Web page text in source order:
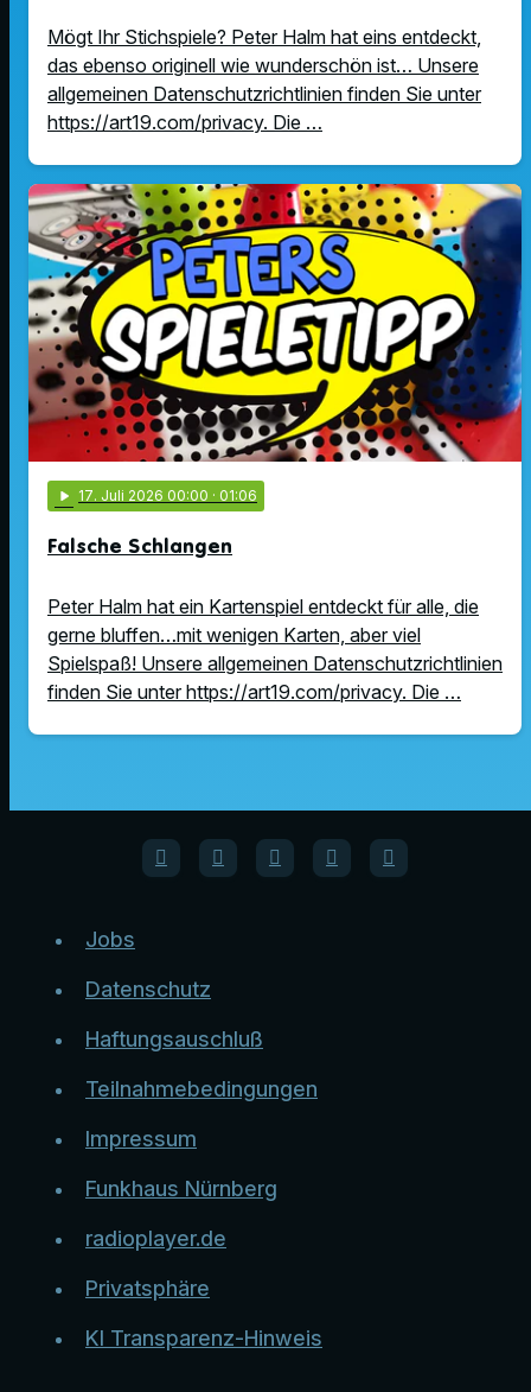
Mögt Ihr Stichspiele? Peter Halm hat eins entdeckt,
das ebenso originell wie wunderschön ist… Unsere
allgemeinen Datenschutzrichtlinien finden Sie unter
https://art19.com/privacy. Die …
play_arrow 17. Juli 2026 00:00 · 01:06
Falsche Schlangen
Peter Halm hat ein Kartenspiel entdeckt für alle, die
gerne bluffen…mit wenigen Karten, aber viel
Spielspaß! Unsere allgemeinen Datenschutzrichtlinien
finden Sie unter https://art19.com/privacy. Die …
Jobs
Datenschutz
Haftungsauschluß
Teilnahmebedingungen
Impressum
Funkhaus Nürnberg
radioplayer.de
Privatsphäre
KI Transparenz-Hinweis